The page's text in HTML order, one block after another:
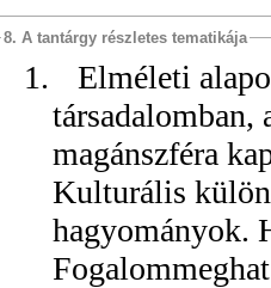
8. A tantárgy részletes tematikája
1.
Elméleti
társadalomban,
magánszféra
Kulturális
hagyományok.